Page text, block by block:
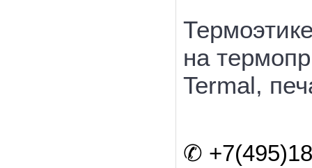
на
Termal,
✆